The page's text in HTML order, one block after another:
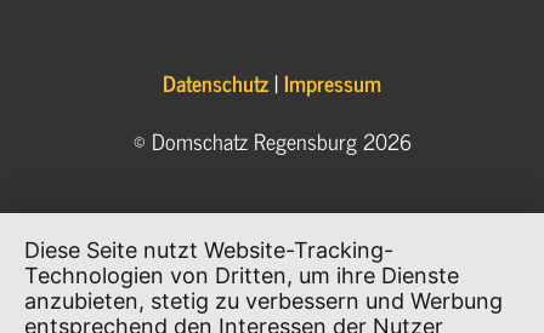
Datenschutz|Impressum
© Domschatz Regensburg 2026
Diese Seite nutzt Website-Tracking-
Technologien von Dritten, um ihre Dienste
anzubieten, stetig zu verbessern und Werbung
entsprechend den Interessen der Nutzer